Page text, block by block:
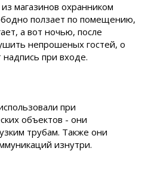
магазинов охранником
ползает по помещению,
а вот ночью, после
непрошеных гостей, о
при входе.
при
объектов - они
трубам. Также они
изнутри.